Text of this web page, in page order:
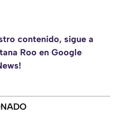
contenido, sigue a
Roo en Google